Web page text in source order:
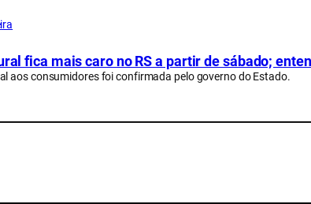
fica mais caro no RS a partir de sábado;
aos consumidores foi confirmada pelo governo do Estado.